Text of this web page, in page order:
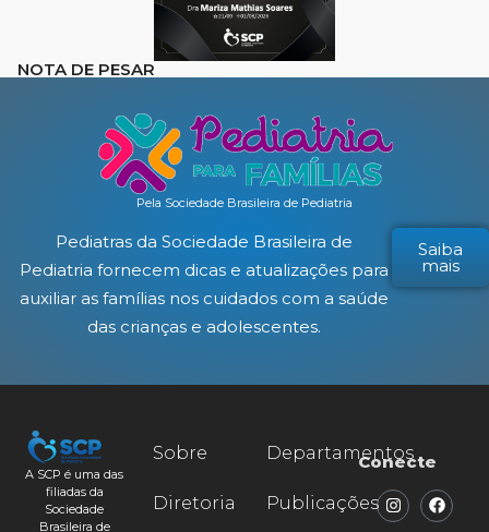
NOTA DE PESAR
Pela Sociedade Brasileira de Pediatria
Pediatras da Sociedade Brasileira de
Pediatria fornecem dicas e atualizações para
auxiliar as famílias nos cuidados com a saúde
das crianças e adolescentes.
Saiba
mais
A SCP é uma das
filiadas da
Sociedade
Brasileira de
Sobre
Diretoria
Departamentos
Publicações
Conecte